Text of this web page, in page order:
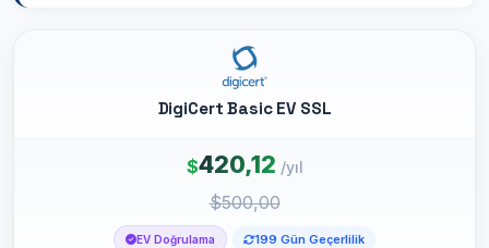
DigiCert Basic EV SSL
$420,12 /yıl
$500,00
EV Doğrulama 199 Gün Geçerlilik